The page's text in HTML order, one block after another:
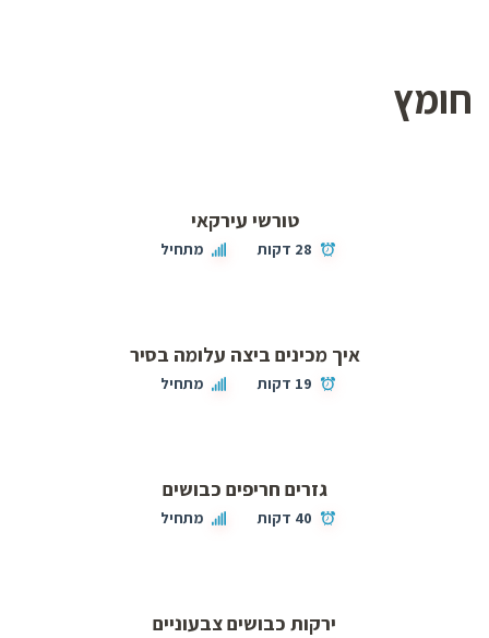
חומץ
טורשי עירקאי
28 דקות מתחיל
איך מכינים ביצה עלומה בסיר
19 דקות מתחיל
גזרים חריפים כבושים
40 דקות מתחיל
ירקות כבושים צבעוניים